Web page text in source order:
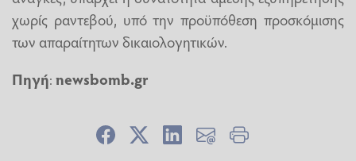
χωρίς ραντεβού, υπό την προϋπόθεση προσκόμισης
των απαραίτητων δικαιολογητικών.
Πηγή:newsbomb.gr